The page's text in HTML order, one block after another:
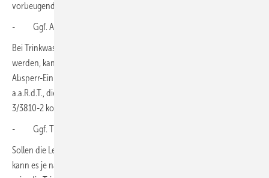
vorbeugende und nachsorgende Maßnahmen zu organisieren.
- Ggf. Absperr-Einrichtung schließen
Bei Trinkwasser-Installationen, die länger als 72 Stunden nicht genutzt
werden, kann zu Beginn der Betriebsunterbrechung die jeweilige
Absperr-Einrichtung geschlossen werden. (Nach den Vorgaben der
a.a.R.d.T., die jüngst in der Tabelle 2 der neuen Richtlinie VDI 6023-
3/3810-2 konsolidiert wurden.)
- Ggf. Trinkwasser-Erwärmung abschalten
Sollen die Leitungen nicht abgesperrt und weiterhin gespült werden,
kann es je nach geplanter Dauer der Betriebs-Unterbrechung sinnvoll